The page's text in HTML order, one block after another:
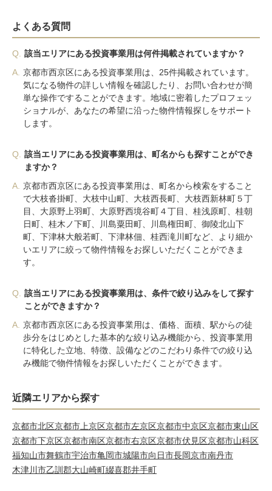
よくある質問
Q.
該当エリアにある投資事業用は何件掲載されていますか？
A. 京都市西京区にある投資事業用は、25件掲載されています。
気になる物件の詳しい情報を確認したり、お問い合わせが簡
単な操作ですることができます。地域に密着したプロフェッ
ショナルが、あなたの希望に沿った物件情報探しをサポート
します。
Q.
該当エリアにある投資事業用は、町名からも探すことができ
ますか？
A. 京都市西京区にある投資事業用は、町名から検索をすること
で大枝沓掛町、大枝中山町、大枝西長町、大枝西新林町５丁
目、大原野上羽町、大原野西境谷町４丁目、桂浅原町、桂朝
日町、桂木ノ下町、川島粟田町、川島権田町、御陵北山下
町、下津林大般若町、下津林佃、桂西滝川町など、より細か
いエリアに絞って物件情報をお探しいただくことができま
す。
Q.
該当エリアにある投資事業用は、条件で絞り込みをして探す
ことができますか？
A. 京都市西京区にある投資事業用は、価格、面積、駅からの徒
歩分をはじめとした基本的な絞り込み機能から、投資事業用
に特化した立地、特徴、設備などのこだわり条件での絞り込
み機能で物件情報をお探しいただくことができます。
近隣エリアから探す
京都市北区京都市上京区京都市左京区京都市中京区京都市東山区
京都市下京区京都市南区京都市右京区京都市伏見区京都市山科区
福知山市舞鶴市宇治市亀岡市城陽市向日市長岡京市南丹市
木津川市乙訓郡大山崎町綴喜郡井手町